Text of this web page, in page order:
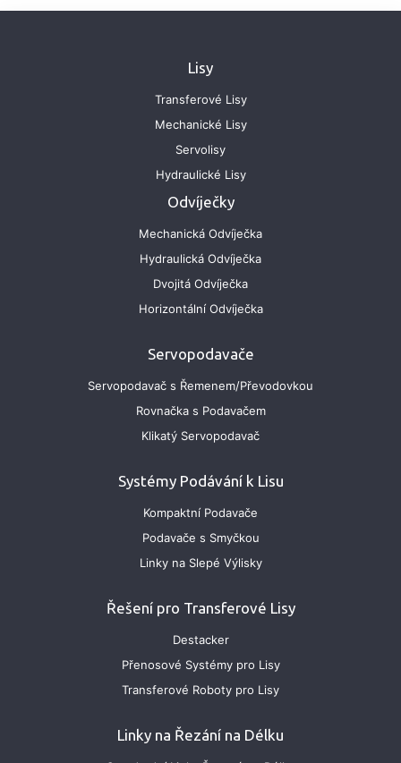
Lisy
Transferové Lisy
Mechanické Lisy
Servolisy
Hydraulické Lisy
Odvíječky
Mechanická Odvíječka
Hydraulická Odvíječka
Dvojitá Odvíječka
Horizontální Odvíječka
Servopodavače
Servopodavač s Řemenem/Převodovkou
Rovnačka s Podavačem
Klikatý Servopodavač
Systémy Podávání k Lisu
Kompaktní Podavače
Podavače s Smyčkou
Linky na Slepé Výlisky
Řešení pro Transferové Lisy
Destacker
Přenosové Systémy pro Lisy
Transferové Roboty pro Lisy
Linky na Řezání na Délku